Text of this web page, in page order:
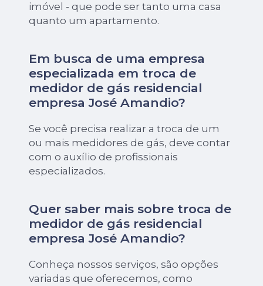
imóvel - que pode ser tanto uma casa
quanto um apartamento.
Em busca de uma empresa
especializada em troca de
medidor de gás residencial
empresa José Amandio?
Se você precisa realizar a troca de um
ou mais medidores de gás, deve contar
com o auxílio de profissionais
especializados.
Quer saber mais sobre troca de
medidor de gás residencial
empresa José Amandio?
Conheça nossos serviços, são opções
variadas que oferecemos, como